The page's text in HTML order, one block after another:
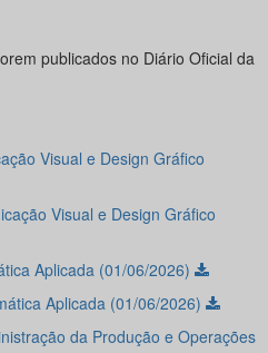
publicados no Diário Oficial da
Visual e Design Gráfico
Visual e Design Gráfico
Aplicada (01/06/2026)
Aplicada (01/06/2026)
da Produção e Operações